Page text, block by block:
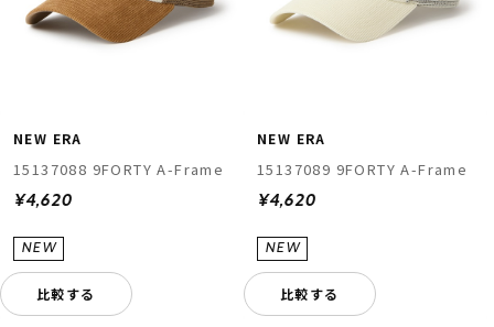
NEW ERA
15137088 9FORTY A-Frame
¥4,620
比較する
NEW ERA
15137089 9FORTY A-Frame
¥4,620
比較する